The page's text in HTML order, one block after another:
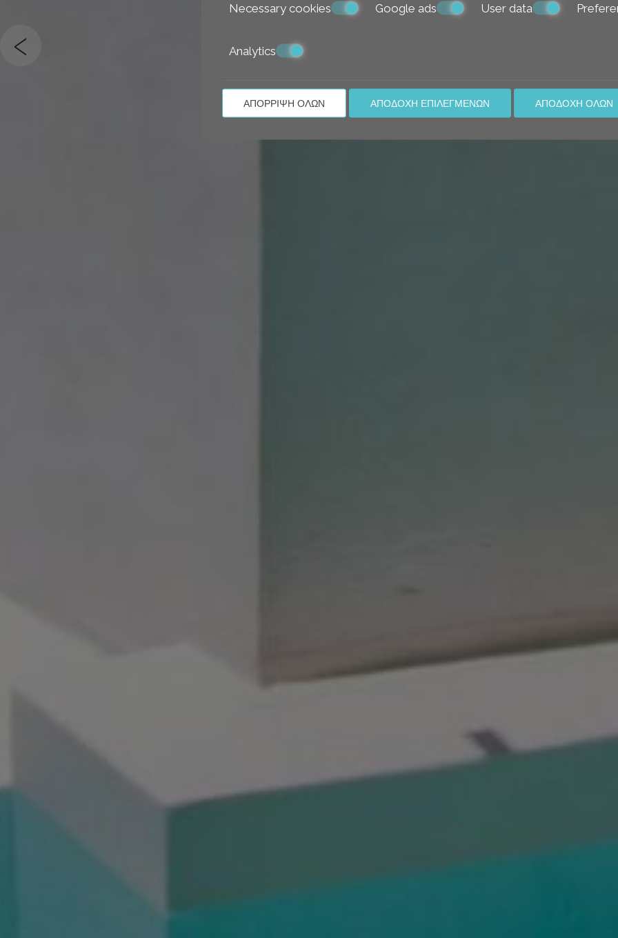
‹
Necessary cookies Google ads User data
Analytics
ΑΠΌΡΡΙΨΗ ΌΛΩΝ ΑΠΟΔΟΧΉ ΕΠΙΛΕΓΜΈΝΩΝ ΑΠΟΔΟΧΉ ΌΛΩΝ